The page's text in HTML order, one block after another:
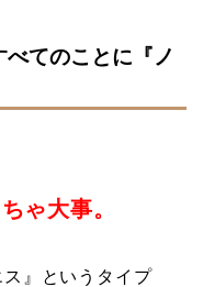
てのことに『ノ
ゃ大事。
』というタイプ